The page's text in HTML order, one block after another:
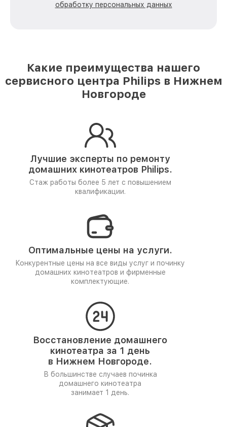
обработку персональных данных
Какие преимущества нашего
сервисного центра Philips в Нижнем
Новгороде
Лучшие эксперты по ремонту
домашних кинотеатров Philips.
Стаж работы более 5 лет с повышением
квалификации.
Оптимальные цены на услуги.
Конкурентные цены на все виды услуг и починку
домашних кинотеатров и фирменные
комплектующие.
Восстановление домашнего
кинотеатра за 1 день
в Нижнем Новгороде.
В большинстве случаев починка
домашнего кинотеатра
занимает 1 день.